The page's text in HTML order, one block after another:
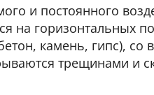
и постоянного
на горизонтальных
камень, гипс), со
трещинами и